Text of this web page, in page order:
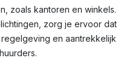
zoals kantoren en winkels.
zorg je ervoor dat
en aantrekkelijk